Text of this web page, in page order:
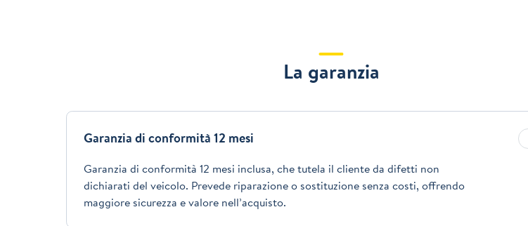
La garanzia
Garanzia di conformità 12 mesi
Garanzia di conformità 12 mesi inclusa, che tutela il cliente da difetti non
dichiarati del veicolo. Prevede riparazione o sostituzione senza costi, offrendo
maggiore sicurezza e valore nell’acquisto.